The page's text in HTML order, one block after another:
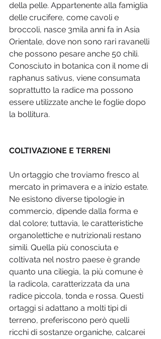
della pelle. Appartenente alla famiglia
delle crucifere, come cavoli e
broccoli, nasce 3mila anni fa in Asia
Orientale, dove non sono rari ravanelli
che possono pesare anche 50 chili.
Conosciuto in botanica con il nome di
raphanus sativus, viene consumata
soprattutto la radice ma possono
essere utilizzate anche le foglie dopo
la bollitura.
COLTIVAZIONE E TERRENI
Un ortaggio che troviamo fresco al
mercato in primavera e a inizio estate.
Ne esistono diverse tipologie in
commercio, dipende dalla forma e
dal colore; tuttavia, le caratteristiche
organolettiche e nutrizionali restano
simili. Quella più conosciuta e
coltivata nel nostro paese è grande
quanto una ciliegia, la più comune è
la radicola, caratterizzata da una
radice piccola, tonda e rossa. Questi
ortaggi si adattano a molti tipi di
terreno, preferiscono però quelli
ricchi di sostanze organiche, calcarei